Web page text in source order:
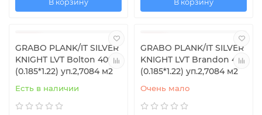
В корзину В корзину
GRABO PLANK/IT SILVER
KNIGHT LVT Bolton 409
(0.185*1.22) уп.2,7084 м2
Есть в наличии
GRABO PLANK/IT SILVER
KNIGHT LVT Brandon 483
(0.185*1.22) уп.2,7084 м2
Очень мало